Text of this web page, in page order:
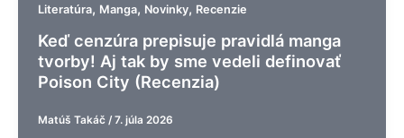
Literatúra, Manga, Novinky, Recenzie
Keď cenzúra prepisuje pravidlá manga
tvorby! Aj tak by sme vedeli definovať
Poison City (Recenzia)
Matúš Takáč / 7. júla 2026